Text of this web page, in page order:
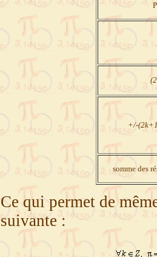
+/-
somme des
Ce qui permet de
suivante :